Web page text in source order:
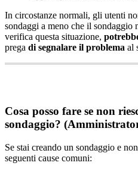
In circostanze normali, gli utenti
sondaggi a meno che il sondaggio
verifica questa situazione,
prega di segnalare il problema al
Cosa posso fare se non
sondaggio? (
Se stai creando un sondaggio e non
seguenti cause comuni: